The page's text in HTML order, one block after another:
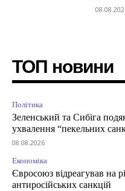
ТОП новини
Політика
Зеленський та Сибіга
ухвалення “пекельних
08.08.2026
Економіка
Євросоюз відреагував
антиросійських санкцій